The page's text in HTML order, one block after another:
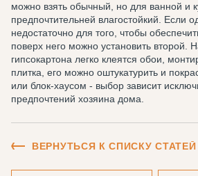
можно взять обычный, но для ванной и
предпочтительней влагостойкий. Если
недостаточно для того, чтобы
поверх него можно установить второй.
гипсокартона легко клеятся обои,
плитка, его можно оштукатурить и
или блок-хаусом - выбор зависит
предпочтений хозяина дома.
ВЕРНУТЬСЯ К СПИСКУ СТАТЕЙ